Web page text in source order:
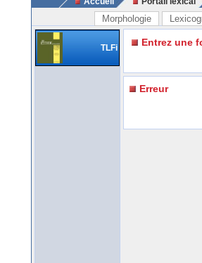
Morphologie
TLFi Entrez une
Erreur